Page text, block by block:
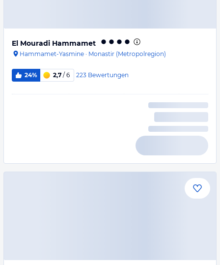
El Mouradi Hammamet
Hammamet-Yasmine · Monastir (Metropolregion)
24% 2,7 / 6 223 Bewertungen